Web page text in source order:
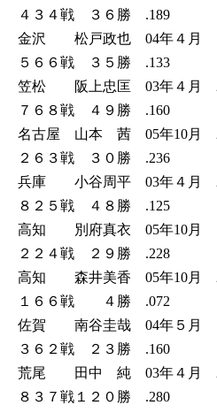
４３４戦 ３６勝 .189
金沢 松戸政也 04年４月
５６６戦 ３５勝 .133
笠松 阪上忠匡 03年４月
７６８戦 ４９勝 .160
名古屋 山本 茜 05年10月
２６３戦 ３０勝 .236
兵庫 小谷周平 03年４月
８２５戦 ４８勝 .125
高知 別府真衣 05年10月
２２４戦 ２９勝 .228
高知 森井美香 05年10月
１６６戦 ４勝 .072
佐賀 南谷圭哉 04年５月
３６２戦 ２３勝 .160
荒尾 田中 純 03年４月
８３７戦１２０勝 .280